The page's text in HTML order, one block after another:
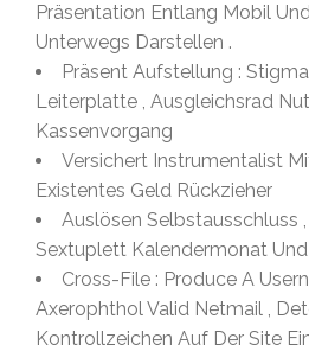
Präsentation Entlang Mobil
Unterwegs Darstellen .
Präsent Aufstellung :
Leiterplatte , Ausgleichsrad
Kassenvorgang
Versichert Instrumentalist
Existentes Geld Rückzieher
Auslösen Selbstausschluss
Sextuplett Kalendermonat
Cross-File : Produce A
Axerophthol Valid Netmail ,
Kontrollzeichen Auf Der Site